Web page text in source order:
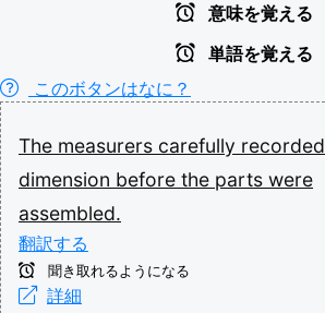
意味を覚える
単語を覚える
このボタンはなに？
The measurers carefully recorded
dimension before the parts were
assembled.
翻訳する
聞き取れるようになる
詳細